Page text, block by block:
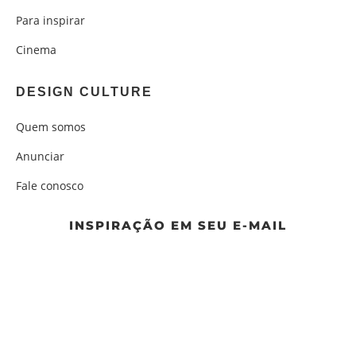
Para inspirar
Cinema
DESIGN CULTURE
Quem somos
Anunciar
Fale conosco
INSPIRAÇÃO EM SEU E-MAIL